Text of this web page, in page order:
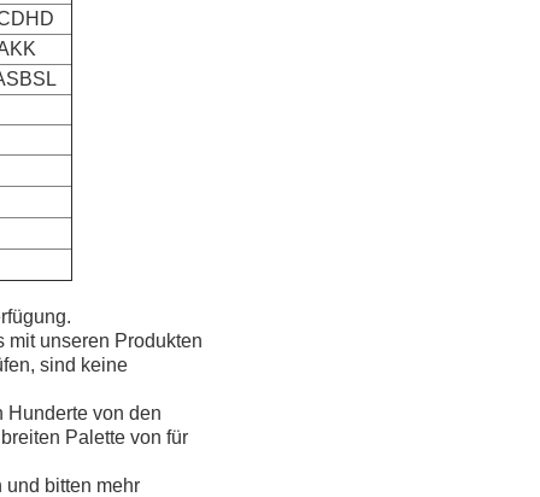
mit unseren Produkten
sind keine
Hunderte von den
Palette von für
bitten mehr